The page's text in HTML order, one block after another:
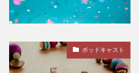
ポッドキャスト